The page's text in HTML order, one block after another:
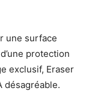
une surface
protection
exclusif, Eraser
désagréable.